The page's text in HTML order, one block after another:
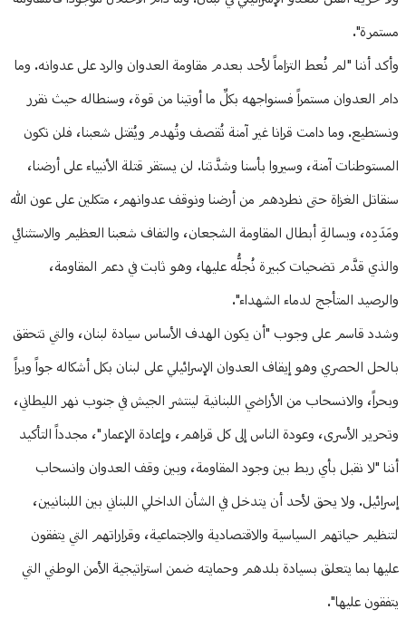
مستمرة".
وأكد أننا "لم نُعط التزاماً لأحد بعدم مقاومة العدوان والرد على عدوانه. وما
دام العدوان مستمراً فسنواجهه بكلِّ ما أوتينا من قوة، وسنطاله حيث نقرر
ونستطيع. وما دامت قرانا غير آمنة تُقصف وتُهدم ويُقتل شعبنا، فلن تكون
المستوطنات آمنة، وسيروا بأسنا وشدَّتنا. لن يستقر قتلة الأنبياء على أرضنا،
سنقاتل الغزاة حتى نطردهم من أرضنا ونوقف عدوانهم، متكلين على عون الله
ومَدَدِه، وبسالةِ أبطال المقاومة الشجعان، والتفاف شعبنا العظيم والاستثنائي
والذي قدَّم تضحيات كبيرة نُجلُّه عليها، وهو ثابت في دعم المقاومة،
والرصيد المتأجج لدماء الشهداء".
وشدد قاسم على وجوب "أن يكون الهدف الأساس سيادة لبنان، والتي تتحقق
بالحل الحصري وهو إيقاف العدوان الإسرائيلي على لبنان بكل أشكاله جواً وبراً
وبحراً، والانسحاب من الأراضي اللبنانية لينتشر الجيش في جنوب نهر الليطاني،
وتحرير الأسرى، وعودة الناس إلى كل قراهم، وإعادة الإعمار"، مجدداً التأكيد
أننا "لا نقبل بأي ربط بين وجود المقاومة، وبين وقف العدوان وانسحاب
إسرائيل. ولا يحق لأحد أن يتدخل في الشأن الداخلي اللبناني بين اللبنانيين،
لتنظيم حياتهم السياسية والاقتصادية والاجتماعية، وقراراتهم التي يتفقون
عليها بما يتعلق بسيادة بلدهم وحمايته ضمن استراتيجية الأمن الوطني التي
يتفقون عليها".